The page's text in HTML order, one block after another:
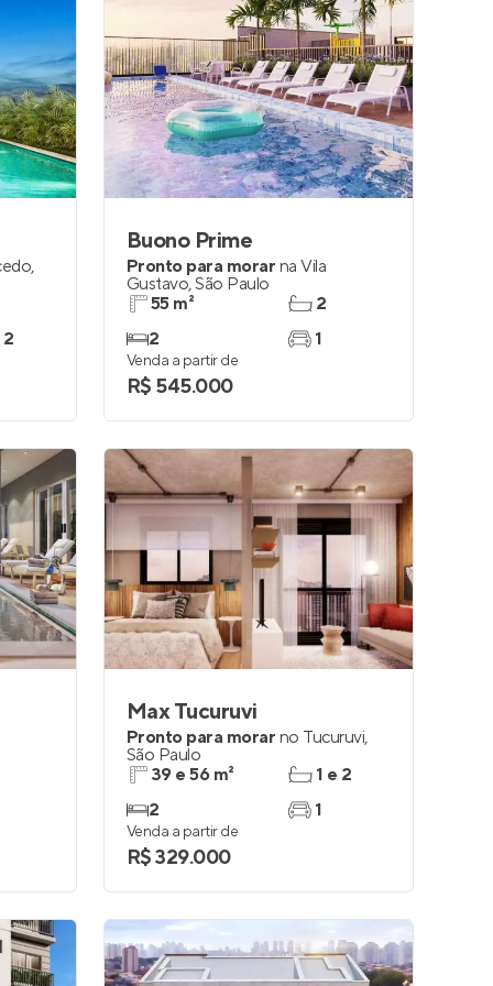
,
2
Buono Prime
Pronto para morar na Vila
Gustavo,São Paulo
55 m²
2
2
1
Venda a partir de
R$ 545.000
Max Tucuruvi
Pronto para morar no Tucuruvi,
São Paulo
39 e 56 m²
2
1 e 2
1
Venda a partir de
R$ 329.000